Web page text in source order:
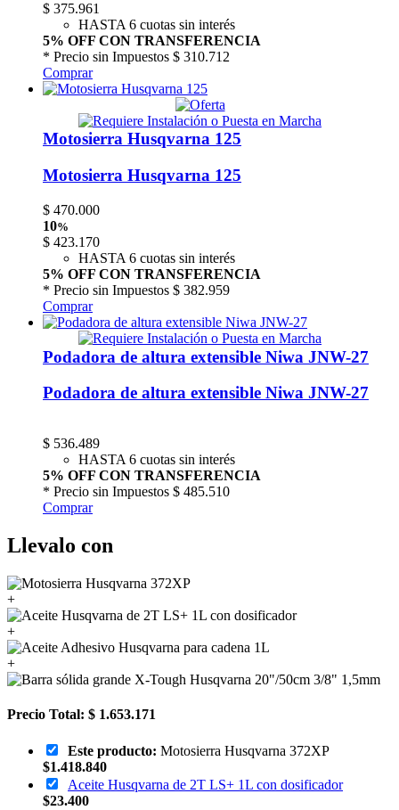
$ 375.961
HASTA 6 cuotas sin interés
5% OFF CON TRANSFERENCIA
* Precio sin Impuestos $ 310.712
Comprar
Motosierra Husqvarna 125
Motosierra Husqvarna 125
$ 470.000
10%
$ 423.170
HASTA 6 cuotas sin interés
5% OFF CON TRANSFERENCIA
* Precio sin Impuestos $ 382.959
Comprar
Podadora de altura extensible Niwa JNW-27
Podadora de altura extensible Niwa JNW-27
$ 536.489
HASTA 6 cuotas sin interés
5% OFF CON TRANSFERENCIA
* Precio sin Impuestos $ 485.510
Comprar
Llevalo con
+
+
+
Precio Total: $ 1.653.171
Este producto: Motosierra Husqvarna 372XP
$1.418.840
Aceite Husqvarna de 2T LS+ 1L con dosificador
$23.400